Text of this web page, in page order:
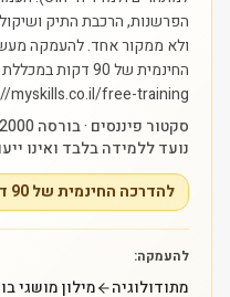
הפרשנות, הרכבת התיק
ולא ממקור אחד.להעמקה
החינמית של 90 דקות
myskills.co.il/free-training.
נועד ללמידה בלבד ואינו
להדרכה החינמית של 90 דקות במכללת סקילס
להעמקה:
מתודולוגיה מילון מושגי